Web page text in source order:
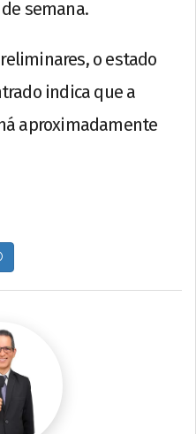
semana.
o estado
indica que a
aproximadamente